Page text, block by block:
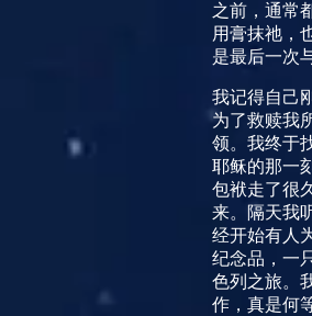
之前，通常
用膏抹祂，
是最后一次
我记得自己
为了救赎我
领。我终于
耶稣的那一
包袱走了很
来。隔天我
经开始有人
纪念品，一
色列之旅。
作，真是何